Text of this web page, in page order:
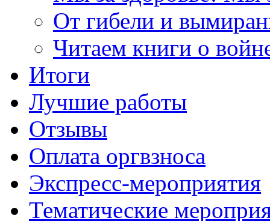
От гибели и
Читаем книги о
Итоги
Лучшие работы
Отзывы
Оплата оргвзноса
Экспресс-мероприятия
Тематические